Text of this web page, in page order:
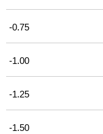
-0.75
-1.00
-1.25
-1.50